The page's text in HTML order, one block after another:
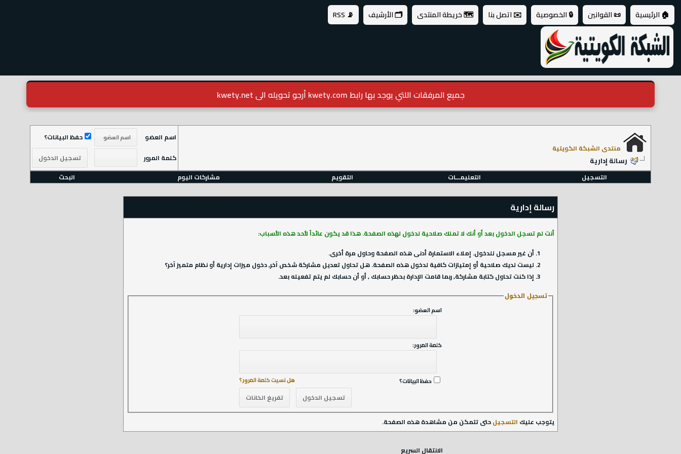
🏠 الرئيسية 📜 القوانين 🔒 الخصوصية ✉️ اتصل بنا 🗺️ خريطة المنتدى 🗂️ الأرشيف 📡 RSS
جميع المرفقات اللتي يوجد بها رابط kwety.com أرجو تحويله الى kwety.net
منتدى الشبكة الكويتية
رسالة إدارية
اسم العضو
حفظ البيانات؟
كلمة المرور
التسجيل
التعليمـــات التقويم مشاركات اليوم البحث
رسالة إدارية
أنت لم تسجل الدخول بعد أو أنك لا تملك صلاحية لدخول لهذه الصفحة. هذا قد يكون عائداً لأحد هذه الأسباب:
أن غير مسجل للدخول. إملاء الاستمارة أدنى هذه الصفحة وحاول مرة أخرى.
ليست لديك صلاحية أو إمتيازات كافية لدخول هذه الصفحة. هل تحاول تعديل مشاركة شخص آخر, دخول ميزات إدارية أو نظام متميز آخر؟
إذا كنت تحاول كتابة مشاركة, ربما قامت الإدارة بحظر حسابك , أو أن حسابك لم يتم تفعيله بعد.
تسجيل الدخول
اسم العضو:
كلمة المرور:
هل نسيت كلمة المرور؟ حفظ البيانات؟
يتوجب عليك التسجيلحتى تتمكن من مشاهدة هذه الصفحة.
الانتقال السريع